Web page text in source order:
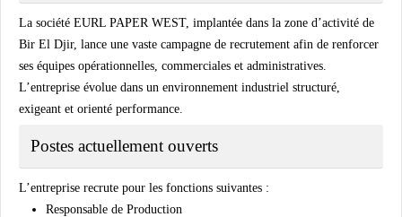
La société EURL PAPER WEST, implantée dans la zone d’activité de
Bir El Djir, lance une vaste campagne de recrutement afin de renforcer
ses équipes opérationnelles, commerciales et administratives.
L’entreprise évolue dans un environnement industriel structuré,
exigeant et orienté performance.
Postes actuellement ouverts
L’entreprise recrute pour les fonctions suivantes :
Responsable de Production